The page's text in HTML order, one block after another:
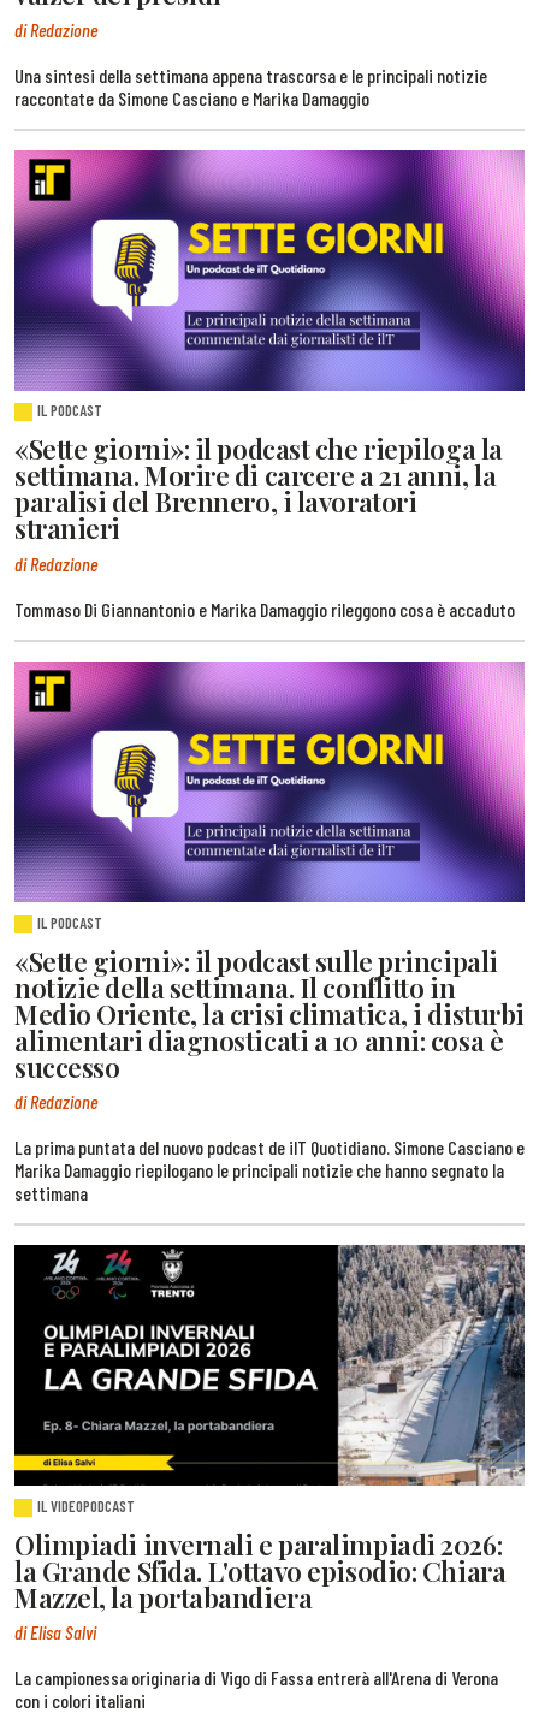
di Redazione
Una sintesi della settimana appena trascorsa e le principali notizie
raccontate da Simone Casciano e Marika Damaggio
IL PODCAST
«Sette giorni»: il podcast che riepiloga la
settimana. Morire di carcere a 21 anni, la
paralisi del Brennero, i lavoratori
stranieri
di Redazione
Tommaso Di Giannantonio e Marika Damaggio rileggono cosa è accaduto
IL PODCAST
«Sette giorni»: il podcast sulle principali
notizie della settimana. Il conflitto in
Medio Oriente, la crisi climatica, i disturbi
alimentari diagnosticati a 10 anni: cosa è
successo
di Redazione
La prima puntata del nuovo podcast de ilT Quotidiano. Simone Casciano e
Marika Damaggio riepilogano le principali notizie che hanno segnato la
settimana
IL VIDEOPODCAST
Olimpiadi invernali e paralimpiadi 2026:
la Grande Sfida. L'ottavo episodio: Chiara
Mazzel, la portabandiera
di Elisa Salvi
La campionessa originaria di Vigo di Fassa entrerà all'Arena di Verona
con i colori italiani